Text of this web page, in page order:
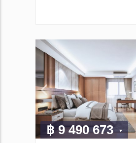
฿ 9 490 673